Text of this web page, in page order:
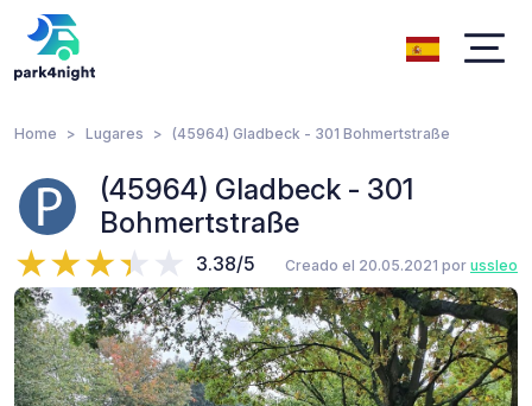
Home Lugares (45964) Gladbeck - 301 Bohmertstraße
(45964) Gladbeck - 301
Bohmertstraße
3.38/5 Creado el 20.05.2021 por ussleo